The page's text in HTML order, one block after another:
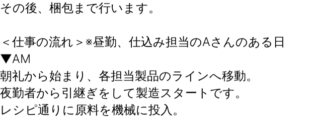
その後、梱包まで行います。
＜仕事の流れ＞※昼勤、仕込み担当のAさんのある日
▼AM
朝礼から始まり、各担当製品のラインへ移動。
夜勤者から引継ぎをして製造スタートです。
レシピ通りに原料を機械に投入。